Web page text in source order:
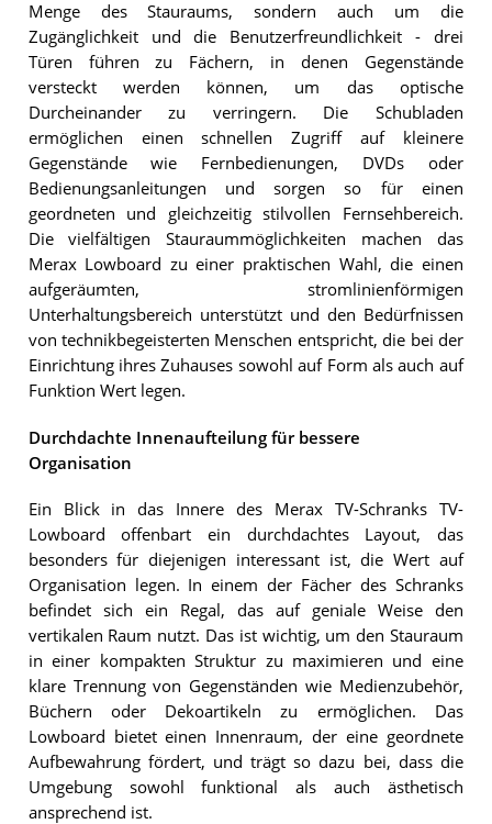
Menge des Stauraums, sondern auch um die
Zugänglichkeit und die Benutzerfreundlichkeit - drei
Türen führen zu Fächern, in denen Gegenstände
versteckt werden können, um das optische
Durcheinander zu verringern. Die Schubladen
ermöglichen einen schnellen Zugriff auf kleinere
Gegenstände wie Fernbedienungen, DVDs oder
Bedienungsanleitungen und sorgen so für einen
geordneten und gleichzeitig stilvollen Fernsehbereich.
Die vielfältigen Stauraummöglichkeiten machen das
Merax Lowboard zu einer praktischen Wahl, die einen
aufgeräumten, stromlinienförmigen
Unterhaltungsbereich unterstützt und den Bedürfnissen
von technikbegeisterten Menschen entspricht, die bei der
Einrichtung ihres Zuhauses sowohl auf Form als auch auf
Funktion Wert legen.
Durchdachte Innenaufteilung für bessere
Organisation
Ein Blick in das Innere des Merax TV-Schranks TV-
Lowboard offenbart ein durchdachtes Layout, das
besonders für diejenigen interessant ist, die Wert auf
Organisation legen. In einem der Fächer des Schranks
befindet sich ein Regal, das auf geniale Weise den
vertikalen Raum nutzt. Das ist wichtig, um den Stauraum
in einer kompakten Struktur zu maximieren und eine
klare Trennung von Gegenständen wie Medienzubehör,
Büchern oder Dekoartikeln zu ermöglichen. Das
Lowboard bietet einen Innenraum, der eine geordnete
Aufbewahrung fördert, und trägt so dazu bei, dass die
Umgebung sowohl funktional als auch ästhetisch
ansprechend ist.